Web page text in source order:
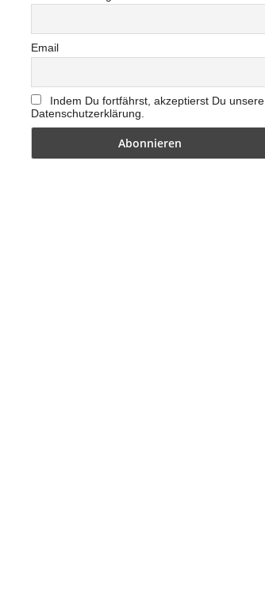
Email
Indem Du fortfährst, akzeptierst Du unsere
Datenschutzerklärung.